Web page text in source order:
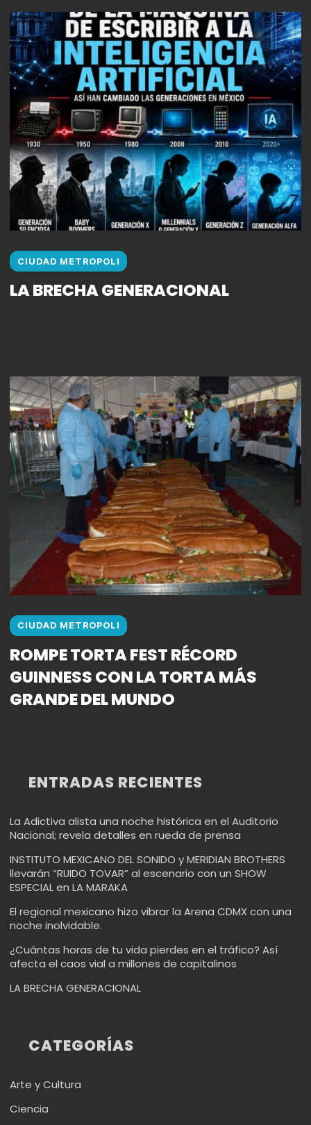
CIUDAD METROPOLI
LA BRECHA GENERACIONAL
CIUDAD METROPOLI
ROMPE TORTA FEST RÉCORD
GUINNESS CON LA TORTA MÁS
GRANDE DEL MUNDO
ENTRADAS RECIENTES
La Adictiva alista una noche histórica en el Auditorio
Nacional; revela detalles en rueda de prensa
INSTITUTO MEXICANO DEL SONIDO y MERIDIAN BROTHERS
llevarán “RUIDO TOVAR” al escenario con un SHOW
ESPECIAL en LA MARAKA
El regional mexicano hizo vibrar la Arena CDMX con una
noche inolvidable.
¿Cuántas horas de tu vida pierdes en el tráfico? Así
afecta el caos vial a millones de capitalinos
LA BRECHA GENERACIONAL
CATEGORÍAS
Arte y Cultura
Ciencia